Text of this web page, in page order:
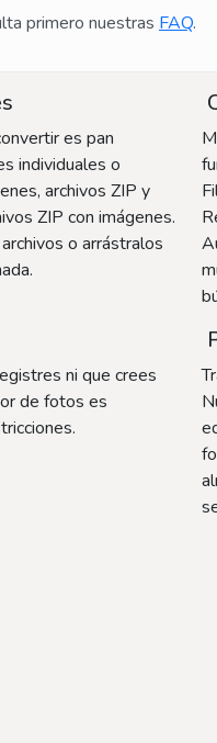
primero nuestras FAQ.
es pan
individuales o
archivos ZIP y
ZIP con imágenes.
o arrástralos
ni que crees
de fotos es